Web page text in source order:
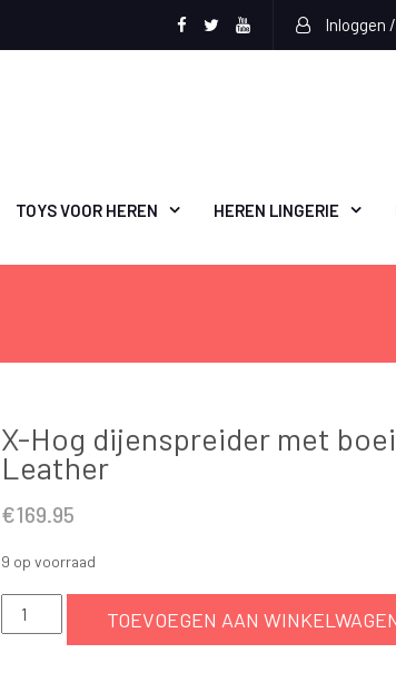
Inloggen
TOYS VOOR HEREN HEREN LINGERIE
X-Hog dijenspreider met
Leather
€169.95
9 op voorraad
Hog
TOEVOEGEN AAN